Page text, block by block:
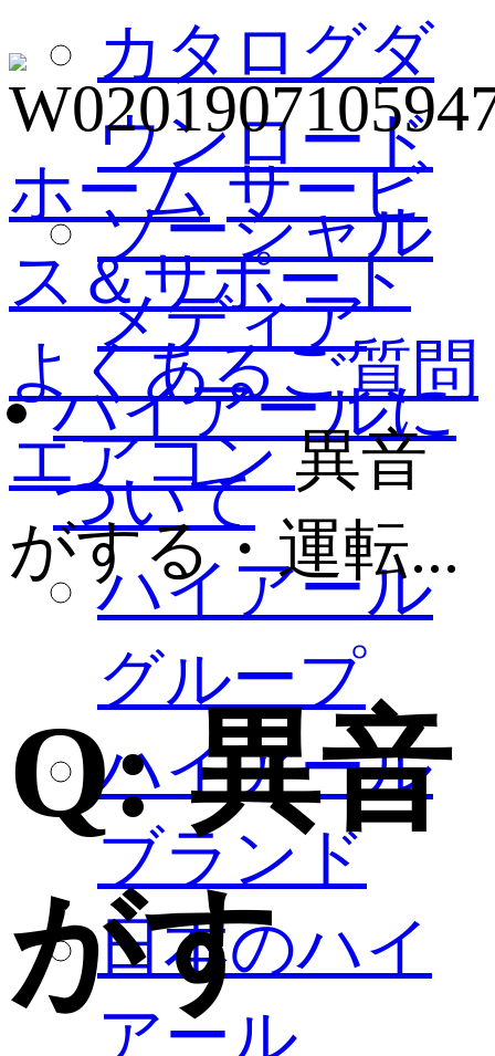
カタログダ
ウンロード
ソーシャル
メディア
ハイアールに
ついて
ハイアール
グループ
ハイアール
ブランド
日本のハイ
アール
ホーム サービ
ス＆サポート
よくあるご質問
エアコン異音
がする・運転...
Q:異音
がす